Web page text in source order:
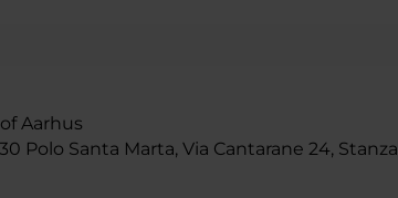
Aarhus
Polo Santa Marta, Via Cantarane 24, Stanza